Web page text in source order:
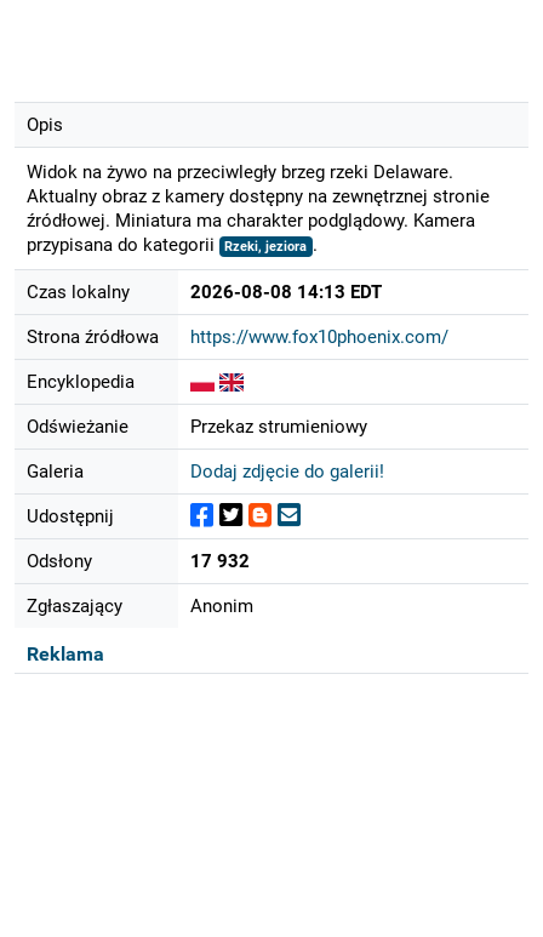
Opis
Widok na żywo na przeciwległy brzeg rzeki Delaware.
Aktualny obraz z kamery dostępny na zewnętrznej stronie
źródłowej. Miniatura ma charakter podglądowy. Kamera
przypisana do kategorii
Rzeki, jeziora .
Czas lokalny 2026-08-08 14:13 EDT
Strona źródłowa https://www.fox10phoenix.com/
Encyklopedia
Odświeżanie Przekaz strumieniowy
Galeria Dodaj zdjęcie do galerii!
Udostępnij
Odsłony 17 932
Zgłaszający Anonim
Reklama